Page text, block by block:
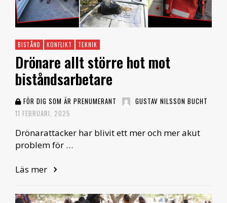
BISTÅND KONFLIKT TEKNIK
Drönare allt större hot mot
biståndsarbetare
FÖR DIG SOM ÄR PRENUMERANT
GUSTAV NILSSON BUCHT
11 FEBRUARI, 2025
Drönarattacker har blivit ett mer och mer akut
problem för …
Läs mer